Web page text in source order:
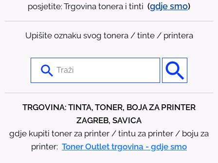
posjetite: Trgovina tonera i tinti (gdjesmo)
Upišite oznaku svog tonera / tinte / printera
t
TRGOVINA: TINTA, TONER, BOJA ZA PRINTER
ZAGREB, SAVICA
gdje kupiti toner za printer / tintu za printer / boju za
printer: Toner Outlet trgovina - gdje smo